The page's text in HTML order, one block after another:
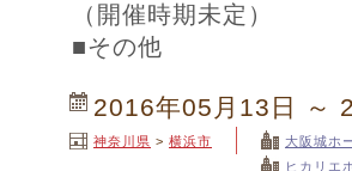
（開催時期未定）
■その他
2016年05月13日 ～
神奈川県 > 横浜市
大阪城ホ
ヒカリエ